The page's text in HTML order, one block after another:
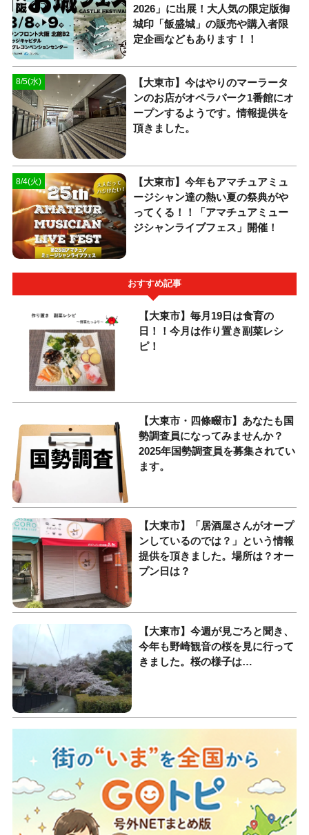
2026」に出展！大人気の限定版御
城印「飯盛城」の販売や購入者限
定企画などもあります！！
8/5(水)
【大東市】今はやりのマーラータ
ンのお店がオペラパーク1番館にオ
ープンするようです。情報提供を
頂きました。
8/4(火)
【大東市】今年もアマチュアミュ
ージシャン達の熱い夏の祭典がや
ってくる！！「アマチュアミュー
ジシャンライブフェス」開催！
おすすめ記事
【大東市】毎月19日は食育の
日！！今月は作り置き副菜レシ
ピ！
【大東市・四條畷市】あなたも国
勢調査員になってみませんか？
2025年国勢調査員を募集されてい
ます。
【大東市】「居酒屋さんがオープ
ンしているのでは？」という情報
提供を頂きました。場所は？オー
プン日は？
【大東市】今週が見ごろと聞き、
今年も野崎観音の桜を見に行って
きました。桜の様子は…